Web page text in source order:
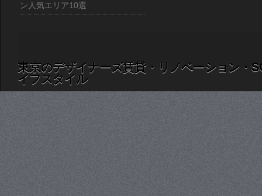
ン人気エリア10選
東京のデザイナーズ賃貸・リノベーション・
イフスタイル